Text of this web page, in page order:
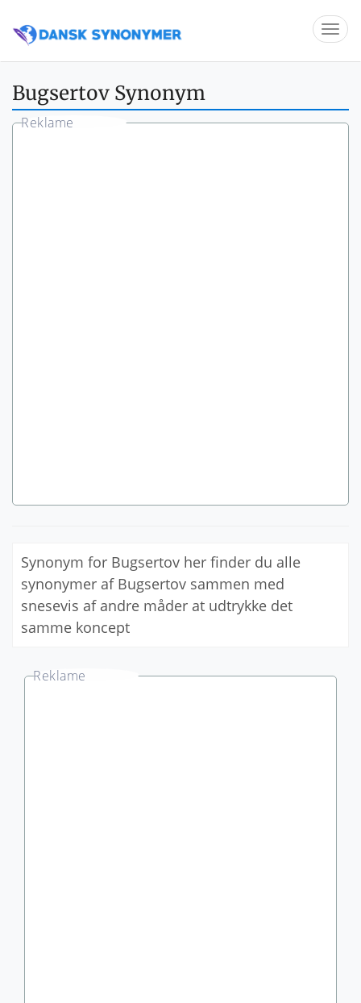
Bugsertov Synonym
Synonym for Bugsertov her finder du alle
synonymer af Bugsertov sammen med
snesevis af andre måder at udtrykke det
samme koncept